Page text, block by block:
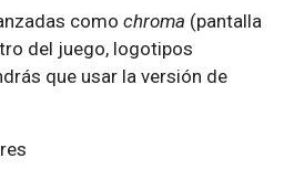
como chroma (pantalla
del juego, logotipos
que usar la versión de